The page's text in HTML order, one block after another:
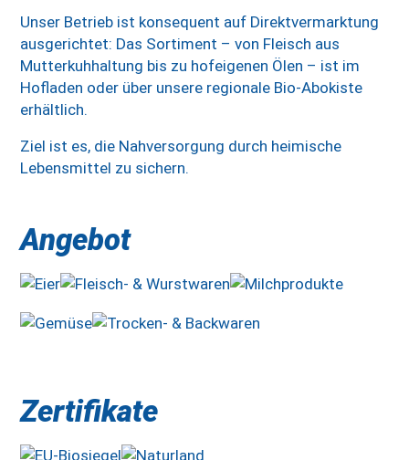
Unser Betrieb ist konsequent auf Direktvermarktung
ausgerichtet: Das Sortiment – von Fleisch aus
Mutterkuhhaltung bis zu hofeigenen Ölen – ist im
Hofladen oder über unsere regionale Bio-Abokiste
erhältlich.
Ziel ist es, die Nahversorgung durch heimische
Lebensmittel zu sichern.
Angebot
Zertifikate